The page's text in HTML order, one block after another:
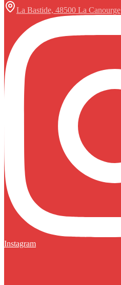
La Bastide, 48500 La Canourge
Instagram